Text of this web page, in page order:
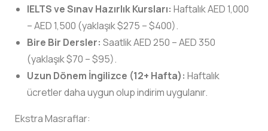
IELTS ve Sınav Hazırlık Kursları: Haftalık AED 1,000
– AED 1,500 (yaklaşık $275 – $400).
Bire Bir Dersler: Saatlik AED 250 – AED 350
(yaklaşık $70 – $95).
Uzun Dönem İngilizce (12+ Hafta): Haftalık
ücretler daha uygun olup indirim uygulanır.
Ekstra Masraflar: